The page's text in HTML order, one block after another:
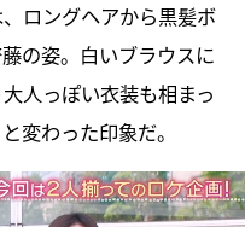
ロングヘアから黒髪ボ
の姿。白いブラウスに
人っぽい衣装も相まっ
変わった印象だ。